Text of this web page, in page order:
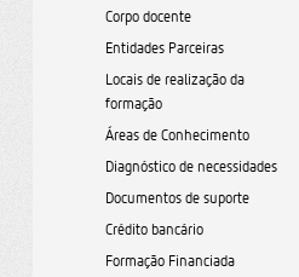
Corpo docente
Entidades Parceiras
Locais de realização da
formação
Áreas de Conhecimento
Diagnóstico de necessidades
Documentos de suporte
Crédito bancário
Formação Financiada